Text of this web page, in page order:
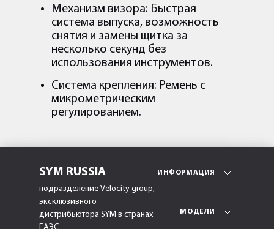
Механизм визора: Быстрая
система выпуска, возможность
снятия и замены щитка за
несколько секунд без
использования инструментов.
Система крепления: Ремень с
микрометрическим
регулированием.
SYM RUSSIA
подразделение Velocity group,
эксклюзивного
дистрибьютора SYM в странах
ИНФОРМАЦИЯ
МОДЕЛИ